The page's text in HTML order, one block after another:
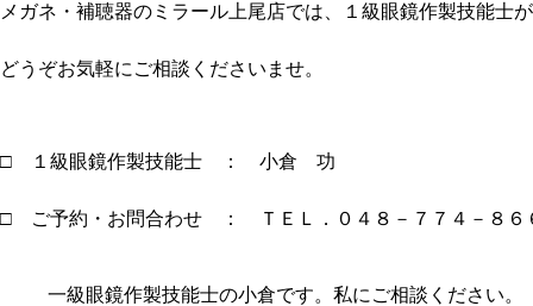
メガネ・補聴器のミラール上尾店では、１級眼鏡作製技能士
どうぞお気軽にご相談くださいませ。
□ １級眼鏡作製技能士 ： 小倉 功
□ ご予約・お問合わせ ： ＴＥＬ．０４８－７７４－８６
一級眼鏡作製技能士の小倉です。私にご相談ください。